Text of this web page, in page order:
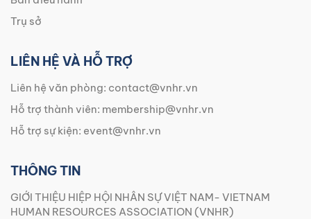
Trụ sở
LIÊN HỆ VÀ HỖ TRỢ
Liên hệ văn phòng: contact@vnhr.vn
Hỗ trợ thành viên: membership@vnhr.vn
Hỗ trợ sự kiện: event@vnhr.vn
THÔNG TIN
GIỚI THIỆU HIỆP HỘI NHÂN SỰ VIỆT NAM- VIETNAM
HUMAN RESOURCES ASSOCIATION (VNHR)